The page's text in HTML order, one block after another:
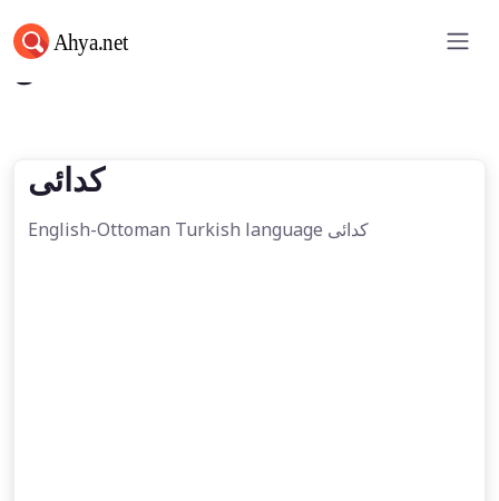
كدائی
كدائی
English-Ottoman Turkish language كدائی